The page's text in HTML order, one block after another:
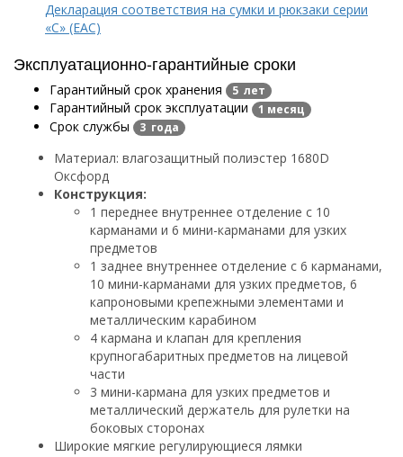
Декларация соответствия на сумки и рюкзаки серии
«С» (EAC)
Эксплуатационно-гарантийные сроки
Гарантийный срок хранения 5 лет
Гарантийный срок эксплуатации 1 месяц
Срок службы 3 года
Материал: влагозащитный полиэстер 1680D
Оксфорд
Конструкция:
1 переднее внутреннее отделение с 10
карманами и 6 мини-карманами для узких
предметов
1 заднее внутреннее отделение с 6 карманами,
10 мини-карманами для узких предметов, 6
капроновыми крепежными элементами и
металлическим карабином
4 кармана и клапан для крепления
крупногабаритных предметов на лицевой
части
3 мини-кармана для узких предметов и
металлический держатель для рулетки на
боковых сторонах
Широкие мягкие регулирующиеся лямки